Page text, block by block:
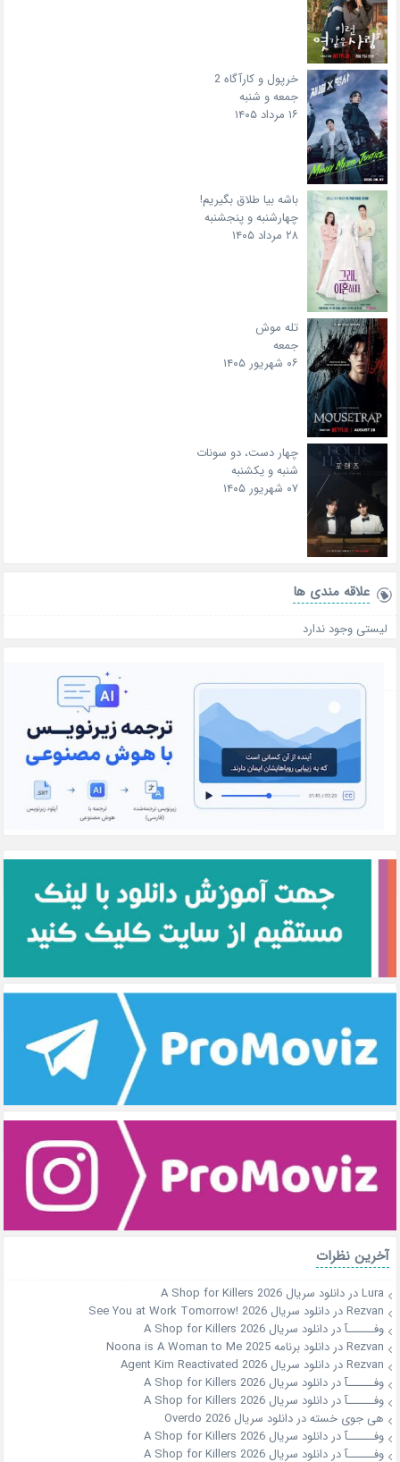
خرپول و کارآگاه 2
جمعه و شنبه
۱۶ مرداد ۱۴۰۵
باشه بیا طلاق بگیریم!
چهارشنبه و پنجشنبه
۲۸ مرداد ۱۴۰۵
تله موش
جمعه
۰۶ شهریور ۱۴۰۵
چهار دست، دو سونات
شنبه و یکشنبه
۰۷ شهریور ۱۴۰۵
علاقه‌ مندی ها
لیستی وجود ندارد
آخرین نظرات
Luraدردانلود سریال A Shop for Killers 2026
Rezvanدردانلود سریال See You at Work Tomorrow! 2026
وفــــــآدردانلود سریال A Shop for Killers 2026
Rezvanدردانلود برنامه Noona is A Woman to Me 2025
Rezvanدردانلود سریال Agent Kim Reactivated 2026
وفــــــآدردانلود سریال A Shop for Killers 2026
وفــــــآدردانلود سریال A Shop for Killers 2026
هی جوی خستهدردانلود سریال Overdo 2026
وفــــــآدردانلود سریال A Shop for Killers 2026
وفــــــآدردانلود سریال A Shop for Killers 2026